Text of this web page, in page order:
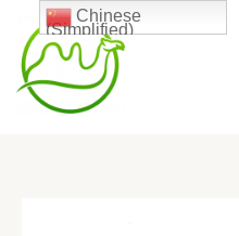
Chinese
(Simplified)